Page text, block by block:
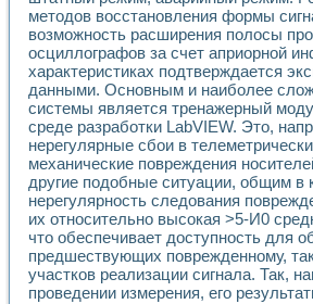
Опыт разработки LabVIEW
Проблемы повышения
Развитие LabVIEW
Разработка виртуальной
Усовершенствованные
Об опыте работы учебного
Технологии NI в
Система диагностики
Автоматизированный стенд
Лабораторный практикум по
Партнеры
Академические и отраслевые
Учебные заведения
Бизнес
Контакты
методов восстановления формы
возможность расширения полосы
осциллографов за счет априорной
характеристиках подтверждается
данными. Основным и наиболее
системы является тренажерный
среде разработки LabVIEW. Это,
нерегулярные сбои в
механические повреждения
другие подобные ситуации, общим в
нерегулярность следования
их относительно высокая >5-И0
что обеспечивает доступность для
предшествующих поврежденному,
участков реализации сигнала. Так,
проведении измерения, его